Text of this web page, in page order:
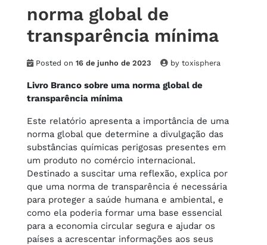
norma global de
transparência mínima
Posted on 16 de junho de 2023 by toxisphera
Livro Branco sobre uma norma global de
transparência mínima
Este relatório apresenta a importância de uma
norma global que determine a divulgação das
substâncias químicas perigosas presentes em
um produto no comércio internacional.
Destinado a suscitar uma reflexão, explica por
que uma norma de transparência é necessária
para proteger a saúde humana e ambiental, e
como ela poderia formar uma base essencial
para a economia circular segura e ajudar os
países a acrescentar informações aos seus